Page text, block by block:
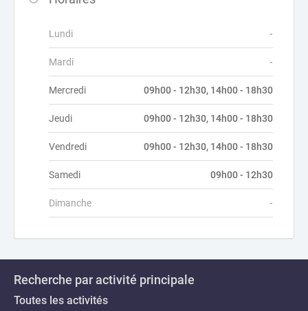
Lundi -
Mardi -
Mercredi 09h00 - 12h30, 14h00 - 18h30
Jeudi 09h00 - 12h30, 14h00 - 18h30
Vendredi 09h00 - 12h30, 14h00 - 18h30
Samedi 09h00 - 12h30
Dimanche -
Recherche par activité principale
Toutes les activités